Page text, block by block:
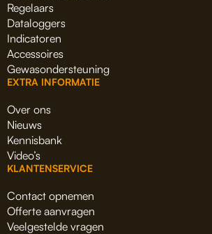
Regelaars
Dataloggers
Indicatoren
Accessoires
Gewasondersteuning
EXTRA INFORMATIE
Over ons
Nieuws
Kennisbank
Video’s
KLANTENSERVICE
Contact opnemen
Offerte aanvragen
Veelgestelde vragen